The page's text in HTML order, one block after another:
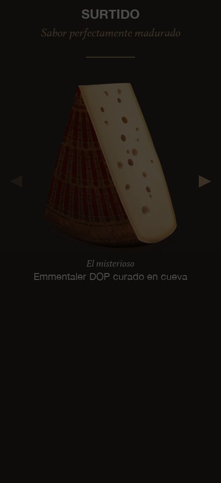
SURTIDO
Sabor perfectamente madurado
El misterioso
Emmentaler DOP curado en cueva